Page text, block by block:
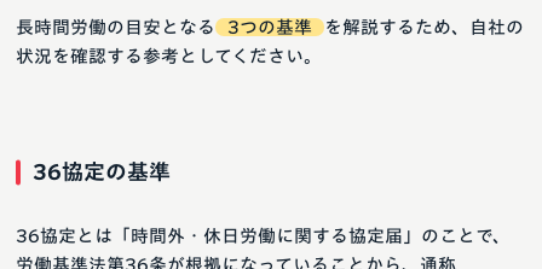
長時間労働の目安となる 3つの基準
を解説するため、自社の
状況を確認する参考としてください。
36協定の基準
36協定とは「時間外・休日労働に関する協定届」のことで、
労働基準法第36条が根拠になっていることから、通称